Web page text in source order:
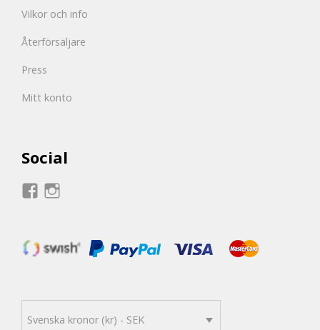
Vilkor och info
Återförsäljare
Press
Mitt konto
Social
Visa
profilprofil
Svenska kronor (kr) - SEK